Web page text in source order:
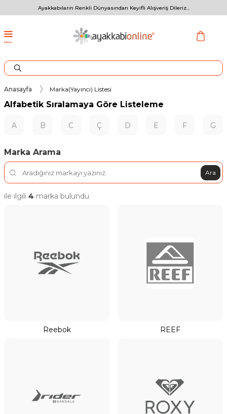
Ayakkabıların Renkli Dünyasından Keyifli Alışveriş Dileriz...
Menü
Anasayfa Marka(Yayıncı) Listesi
Alfabetik Sıralamaya Göre Listeleme
A B C Ç D E F G
Marka Arama
Ara
ile ilgili 4 marka bulundu
Reebok REEF